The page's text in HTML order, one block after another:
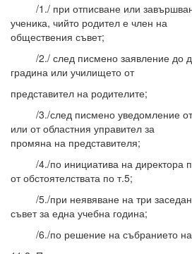
/1./ при отписване или
ученика, чийто родител е член на
обществения съвет;
/2./ след писмено заявление до
градина или училището от
представител на родителите;
/3./след писмено уведомление
или от областния управител за
промяна на представителя;
/4./по инициатива на директора
от обстоятелствата по т.5;
/5./при неявяване на три
съвет за една учебна година;
/6./по решение на събранието на